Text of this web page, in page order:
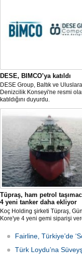
DESE, BIMCO’ya katıldı
DESE Group, Baltık ve
Denizcilik Konseyi'ne resmi
katıldığını duyurdu.
Tüpraş, ham petrol
4 yeni tanker daha ekliyor
Koç Holding şirketi Tüpraş,
Kore'ye 4 yeni gemi siparişi
aşan, her biri yaklaşık 157.000
taşıma kapasitesine sahip
2029 yılı içerisinde teslim
Fairline, Türkiye’de
Türk Loydu’na